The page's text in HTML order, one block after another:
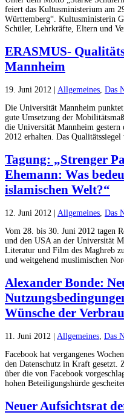
feiert das Kultusministerium am
Württemberg“. Kultusministerin
Schüler, Lehrkräfte, Eltern und
ERASMUS-
Mannheim
19. Juni 2012 Allgemeines Das
Die Universität Mannheim
gute Umsetzung der
die Universität Mannheim gestern
2012 erhalten. Das Qualitätssiegel
Tagung: „Strenger
Ehemann: Was
islamischen Welt?“
12. Juni 2012 | Allgemeines Das
Vom 28. bis 30. Juni 2012 tagen
und den USA an der Universität
Literatur und Film des Maghreb
und weitgehend muslimischen
Alexander Bonde:
Wünsche der
11. Juni 2012 | Allgemeines Das
Facebook hat vergangenes
den Datenschutz in Kraft
über die von Facebook
hohen Beteiligungshürde
Neuer Aufsichtsrat